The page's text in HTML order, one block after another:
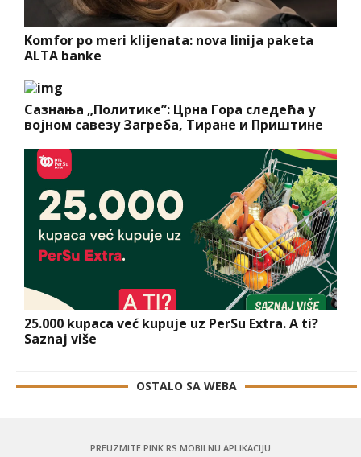
Komfor po meri klijenata: nova linija paketa
ALTA banke
Сазнања „Политике”: Црна Гора следећа у
војном савезу Загреба, Тиране и Приштине
25.000 kupaca već kupuje uz PerSu Extra. A ti?
Saznaj više
OSTALO SA WEBA
PREUZMITE PINK.RS MOBILNU APLIKACIJU